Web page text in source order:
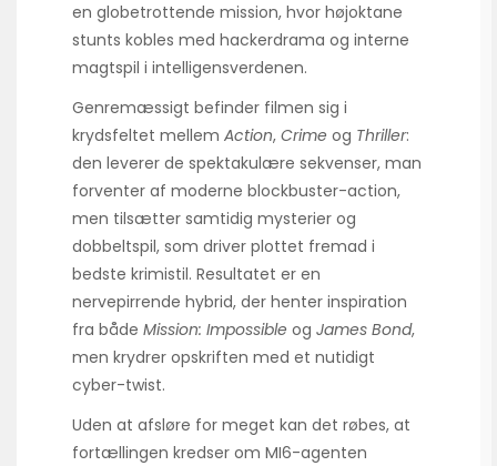
en globetrottende mission, hvor høj­oktane
stunts kobles med hackerdrama og interne
magtspil i intelligensverdenen.
Genremæssigt befinder filmen sig i
krydsfeltet mellem Action, Crime og Thriller:
den leverer de spektakulære sekvenser, man
forventer af moderne blockbuster-action,
men tilsætter samtidig mysterier og
dobbeltspil, som driver plottet fremad i
bedste krimistil. Resultatet er en
nervepirrende hybrid, der henter inspiration
fra både Mission: Impossible og James Bond,
men krydrer opskriften med et nutidigt
cyber-twist.
Uden at afsløre for meget kan det røbes, at
fortællingen kredser om MI6-agenten